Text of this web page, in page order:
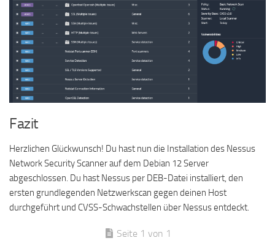
Fazit
Herzlichen Glückwunsch! Du hast nun die Installation des Nessus
Network Security Scanner auf dem Debian 12 Server
abgeschlossen. Du hast Nessus per DEB-Datei installiert, den
ersten grundlegenden Netzwerkscan gegen deinen Host
durchgeführt und CVSS-Schwachstellen über Nessus entdeckt.
Seite 1 von 1